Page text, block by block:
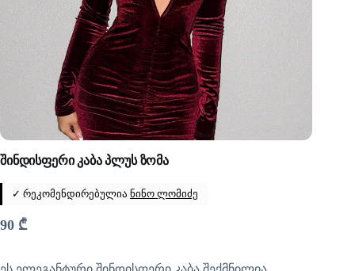
შინდისფერი კაბა პლუს ზომა
✓ რეკომენდირებულია ნინო ლომიძე
90 ₾